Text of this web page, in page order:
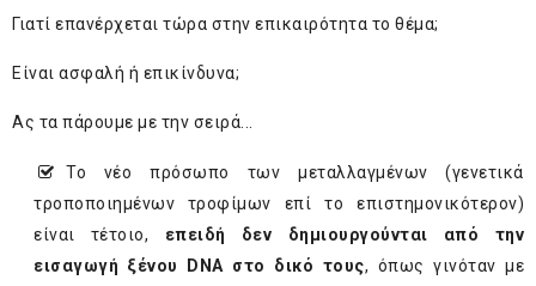
Γιατί επανέρχεται τώρα στην επικαιρότητα το θέμα;
Είναι ασφαλή ή επικίνδυνα;
Ας τα πάρουμε με την σειρά...
Το νέο πρόσωπο των μεταλλαγμένων (γενετικά
τροποποιημένων τροφίμων επί το επιστημονικότερον)
είναι τέτοιο, επειδή δεν δημιουργούνται από την
εισαγωγή ξένου DNA στο δικό τους, όπως γινόταν με